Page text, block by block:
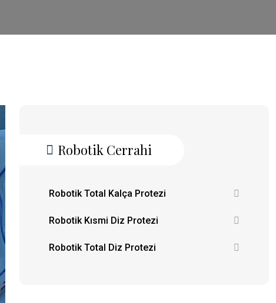
Robotik Cerrahi
Robotik Total Kalça Protezi
Robotik Kısmi Diz Protezi
Robotik Total Diz Protezi